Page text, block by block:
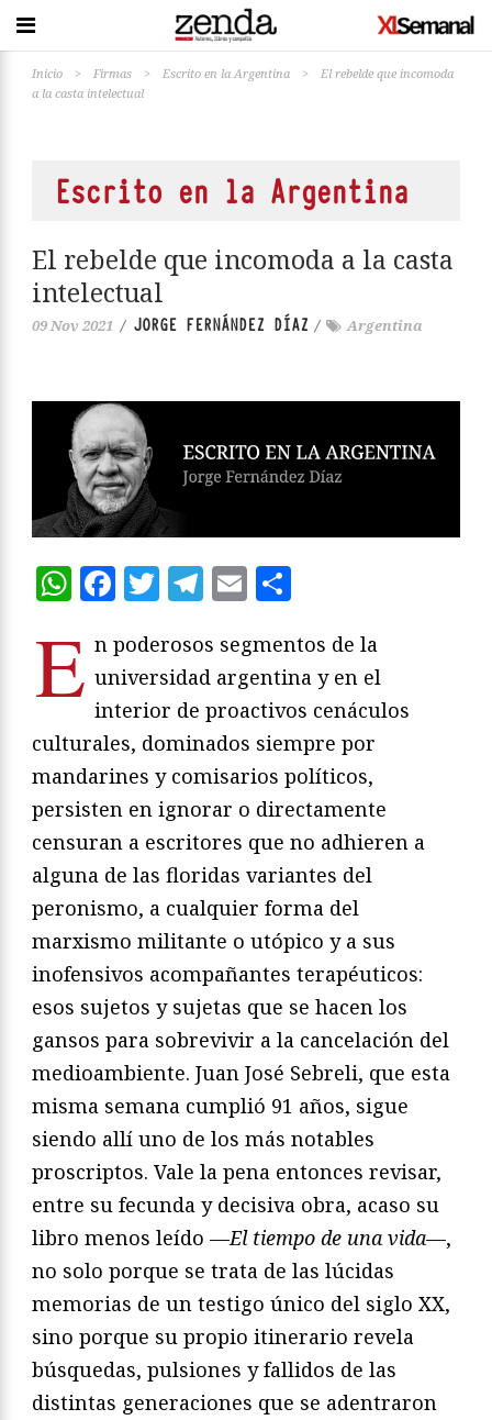
Inicio > Firmas > Escrito en la Argentina >
El rebelde que incomoda
a la casta intelectual
Escrito en la Argentina
El rebelde que incomoda a la casta
intelectual
09 Nov 2021 / JORGE FERNÁNDEZ DÍAZ / Argentina
WhatsApp
Facebook
Twitter
Telegram
Email
E n poderosos segmentos de la
universidad argentina y en el
interior de proactivos cenáculos
culturales, dominados siempre por
mandarines y comisarios políticos,
persisten en ignorar o directamente
censuran a escritores que no adhieren a
alguna de las floridas variantes del
peronismo, a cualquier forma del
marxismo militante o utópico y a sus
inofensivos acompañantes terapéuticos:
esos sujetos y sujetas que se hacen los
gansos para sobrevivir a la cancelación del
medioambiente. Juan José Sebreli, que esta
misma semana cumplió 91 años, sigue
siendo allí uno de los más notables
proscriptos. Vale la pena entonces revisar,
entre su fecunda y decisiva obra, acaso su
libro menos leído —El tiempo de una vida—,
no solo porque se trata de las lúcidas
memorias de un testigo único del siglo XX,
sino porque su propio itinerario revela
búsquedas, pulsiones y fallidos de las
distintas generaciones que se adentraron